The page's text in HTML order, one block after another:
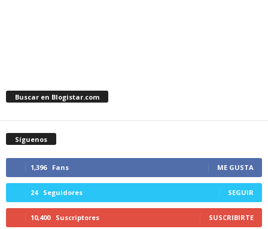
Buscar en Blogistar.com
Síguenos
1,396 Fans ME GUSTA
24 Seguidores SEGUIR
10,400 Suscriptores SUSCRIBIRTE